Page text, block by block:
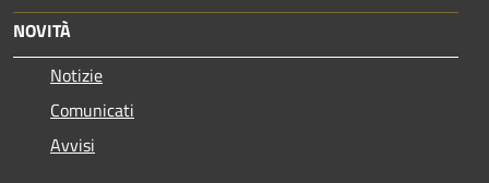
NOVITÀ
Notizie
Comunicati
Avvisi